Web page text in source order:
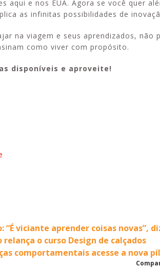
aqui e nos EUA. Agora se você quer
as infinitas possibilidades de
na viagem e seus aprendizados,
como viver com propósito.
disponíveis e aproveite!
“É viciante aprender coisas novas”,
o curso Design de calçados
comportamentais acesse a nova